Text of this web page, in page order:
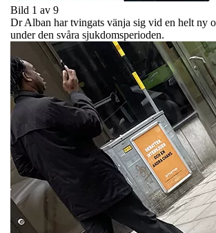
Bild 1 av 9
Dr Alban har tvingats vänja sig vid en helt ny
under den svåra sjukdomsperioden.